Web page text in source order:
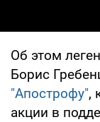
Об этом
Борис
"Апострофу",
акции в